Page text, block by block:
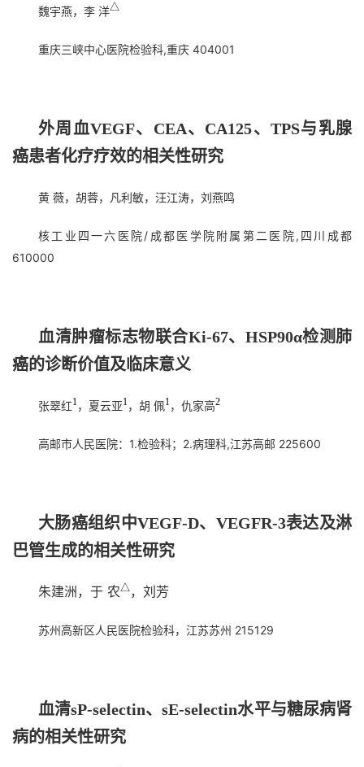
魏宇燕，李 洋△
重庆三峡中心医院检验科,重庆 404001
外周血VEGF、CEA、CA125、TPS与乳腺
癌患者化疗疗效的相关性研究
黄 薇，胡蓉，凡利敏，汪江涛，刘燕鸣
核工业四一六医院/成都医学院附属第二医院,四川成都
610000
血清肿瘤标志物联合Ki-67、HSP90α检测肺
癌的诊断价值及临床意义
张翠红1 ，夏云亚1 ，胡 佩1 ，仇家高2
高邮市人民医院：1.检验科；2.病理科,江苏高邮 225600
大肠癌组织中VEGF-D、VEGFR-3表达及淋
巴管生成的相关性研究
朱建洲，于 农△ ，刘芳
苏州高新区人民医院检验科，江苏苏州 215129
血清sP-selectin、sE-selectin水平与糖尿病肾
病的相关性研究